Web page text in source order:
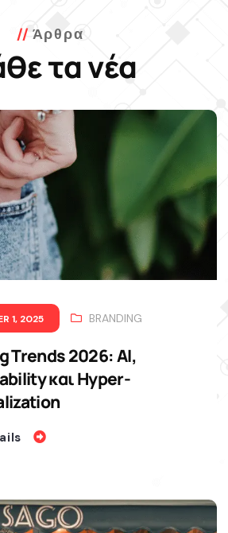
Άρθρα
τα νέα
1, 2025 BRANDING
Trends 2026: AI,
και Hyper-